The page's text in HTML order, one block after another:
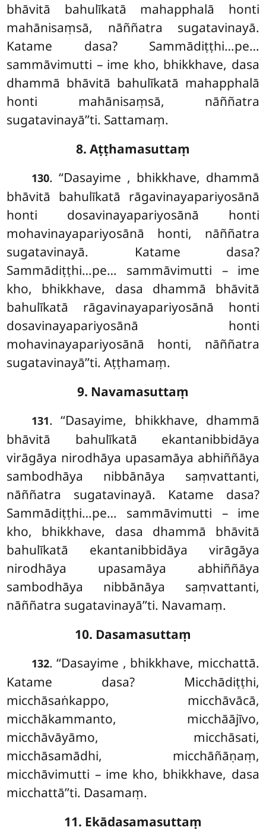
bhāvitā bahulīkatā mahapphalā honti
mahānisaṃsā, nāññatra sugatavinayā.
Katame dasa? Sammādiṭṭhi…pe…
sammāvimutti – ime kho, bhikkhave, dasa
dhammā bhāvitā bahulīkatā mahapphalā
honti mahānisaṃsā, nāññatra
sugatavinayā’’ti. Sattamaṃ.
8. Aṭṭhamasuttaṃ
130. ‘‘Dasayime , bhikkhave, dhammā
bhāvitā bahulīkatā rāgavinayapariyosānā
honti dosavinayapariyosānā honti
mohavinayapariyosānā honti, nāññatra
sugatavinayā. Katame dasa?
Sammādiṭṭhi…pe… sammāvimutti – ime
kho, bhikkhave, dasa dhammā bhāvitā
bahulīkatā rāgavinayapariyosānā honti
dosavinayapariyosānā honti
mohavinayapariyosānā honti, nāññatra
sugatavinayā’’ti. Aṭṭhamaṃ.
9. Navamasuttaṃ
131. ‘‘Dasayime, bhikkhave, dhammā
bhāvitā bahulīkatā ekantanibbidāya
virāgāya nirodhāya upasamāya abhiññāya
sambodhāya nibbānāya saṃvattanti,
nāññatra sugatavinayā. Katame dasa?
Sammādiṭṭhi…pe… sammāvimutti – ime
kho, bhikkhave, dasa dhammā bhāvitā
bahulīkatā ekantanibbidāya virāgāya
nirodhāya upasamāya abhiññāya
sambodhāya nibbānāya saṃvattanti,
nāññatra sugatavinayā’’ti. Navamaṃ.
10. Dasamasuttaṃ
132. ‘‘Dasayime , bhikkhave, micchattā.
Katame dasa? Micchādiṭṭhi,
micchāsaṅkappo, micchāvācā,
micchākammanto, micchāājīvo,
micchāvāyāmo, micchāsati,
micchāsamādhi, micchāñāṇaṃ,
micchāvimutti – ime kho, bhikkhave, dasa
micchattā’’ti. Dasamaṃ.
11. Ekādasamasuttaṃ